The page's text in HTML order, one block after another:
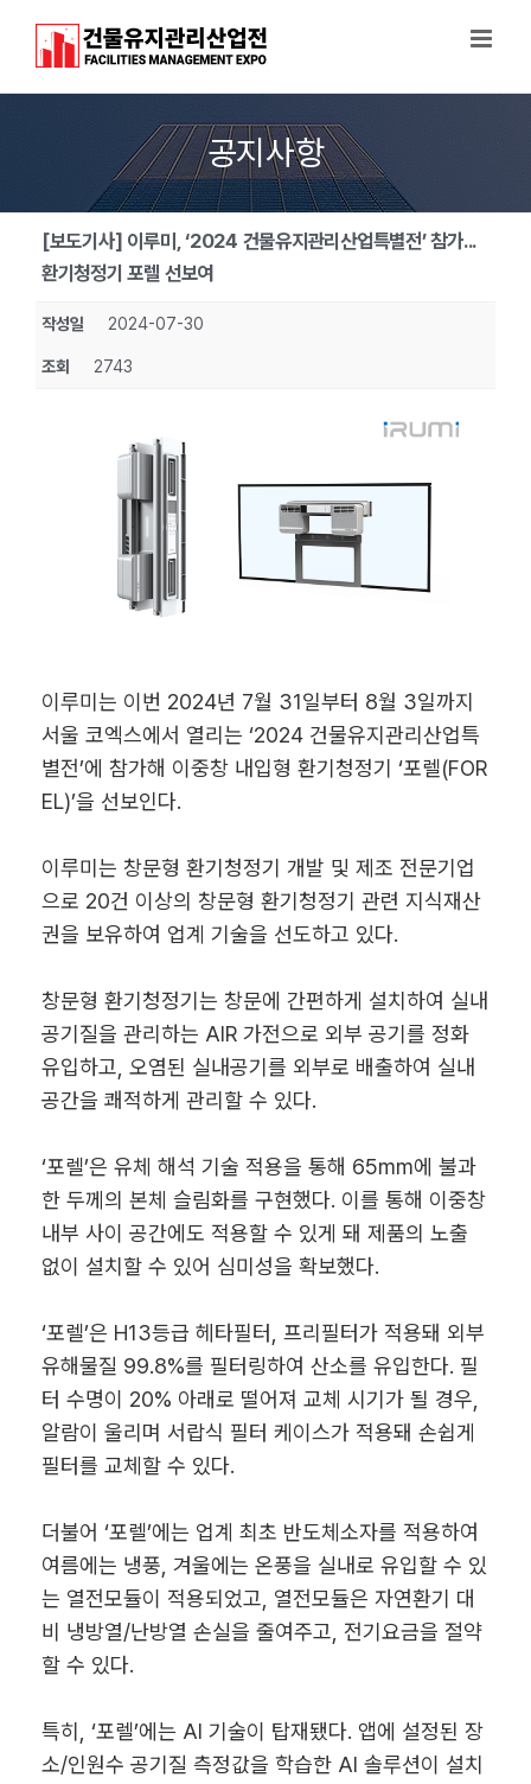
공지사항
[보도기사] 이루미, ‘2024 건물유지관리산업특별전’ 참가...
환기청정기 포렐 선보여
작성일 2024-07-30
조회 2743
이루미는 이번 2024년 7월 31일부터 8월 3일까지
서울 코엑스에서 열리는 ‘2024 건물유지관리산업특
별전’에 참가해 이중창 내입형 환기청정기 ‘포렐(FOR
EL)’을 선보인다.
이루미는 창문형 환기청정기 개발 및 제조 전문기업
으로 20건 이상의 창문형 환기청정기 관련 지식재산
권을 보유하여 업계 기술을 선도하고 있다.
창문형 환기청정기는 창문에 간편하게 설치하여 실내
공기질을 관리하는 AIR 가전으로 외부 공기를 정화
유입하고, 오염된 실내공기를 외부로 배출하여 실내
공간을 쾌적하게 관리할 수 있다.
‘포렐’은 유체 해석 기술 적용을 통해 65mm에 불과
한 두께의 본체 슬림화를 구현했다. 이를 통해 이중창
내부 사이 공간에도 적용할 수 있게 돼 제품의 노출
없이 설치할 수 있어 심미성을 확보했다.
‘포렐’은 H13등급 헤타필터, 프리필터가 적용돼 외부
유해물질 99.8%를 필터링하여 산소를 유입한다. 필
터 수명이 20% 아래로 떨어져 교체 시기가 될 경우,
알람이 울리며 서랍식 필터 케이스가 적용돼 손쉽게
필터를 교체할 수 있다.
더불어 ‘포렐’에는 업계 최초 반도체소자를 적용하여
여름에는 냉풍, 겨울에는 온풍을 실내로 유입할 수 있
는 열전모듈이 적용되었고, 열전모듈은 자연환기 대
비 냉방열/난방열 손실을 줄여주고, 전기요금을 절약
할 수 있다.
특히, ‘포렐’에는 AI 기술이 탑재됐다. 앱에 설정된 장
소/인원수 공기질 측정값을 학습한 AI 솔루션이 설치